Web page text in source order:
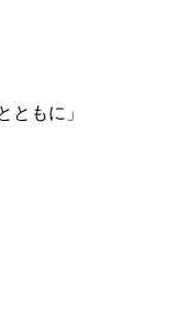
ともに」